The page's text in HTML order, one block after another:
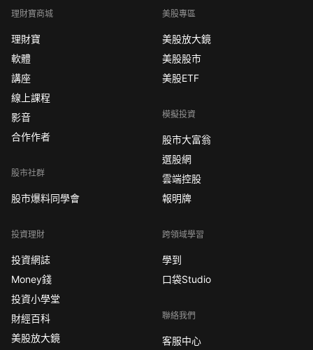
理財寶商城
理財寶
軟體
講座
線上課程
影音
合作作者
股市社群
股市爆料同學會
投資理財
投資網誌
Money錢
投資小學堂
財經百科
美股放大鏡
美股專區
美股放大鏡
美股股市
美股ETF
模擬投資
股市大富翁
選股網
雲端控股
報明牌
跨領域學習
學到
口袋Studio
聯絡我們
客服中心